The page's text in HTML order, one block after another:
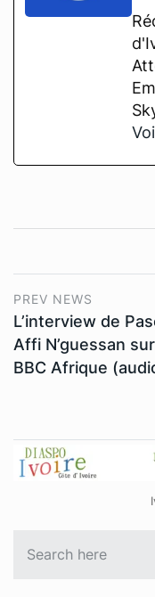
PREV NEWS
L’interview de
Affi N’guessan sur
BBC Afrique